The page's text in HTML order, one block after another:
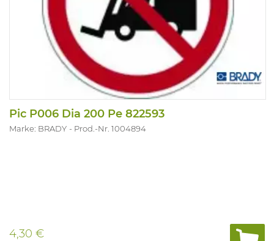
Pic P006 Dia 200 Pe 822593
Marke: BRADY Prod.-Nr. 1004894
4,30 €